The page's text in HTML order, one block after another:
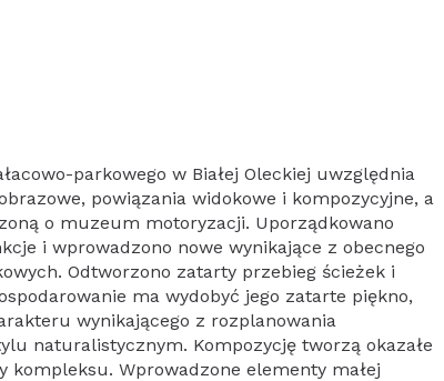
parkowego w Białej Oleckiej uwzględnia
powiązania widokowe i kompozycyjne, a
o muzeum motoryzacji. Uporządkowano
i wprowadzono nowe wynikające z obecnego
Odtworzono zatarty przebieg ścieżek i
ma wydobyć jego zatarte piękno,
wynikającego z rozplanowania
naturalistycznym. Kompozycję tworzą okazałe
kompleksu. Wprowadzone elementy małej